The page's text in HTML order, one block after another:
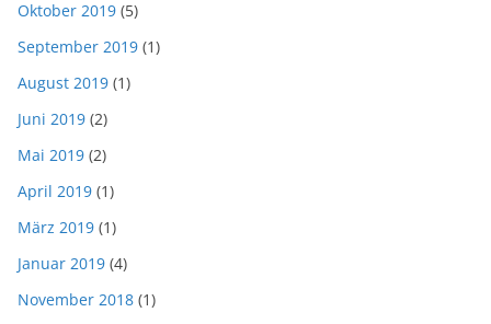
Oktober 2019 (5)
September 2019 (1)
August 2019 (1)
Juni 2019 (2)
Mai 2019 (2)
April 2019 (1)
März 2019 (1)
Januar 2019 (4)
November 2018 (1)